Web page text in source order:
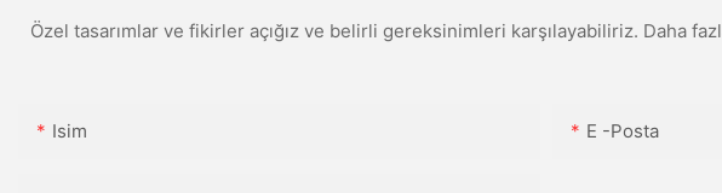
Özel tasarımlar ve fikirler açığız ve belirli gereksinimleri karşılayabiliriz. Daha
Isim E -posta